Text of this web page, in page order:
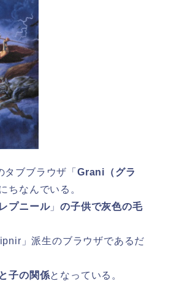
タブブラウザ「 Grani（グラ
ちなんでいる。
プニール」の子供で灰色の毛
」派生のブラウザであるだ
子の関係となっている。